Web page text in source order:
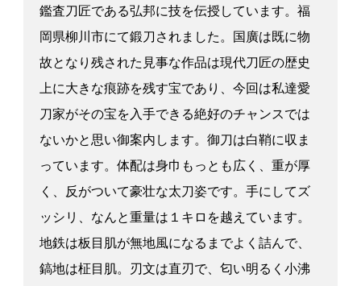
鑑査刀匠である弘邦に技を伝授しています。福
岡県柳川市にて鍛刀されました。国廣は既に物
故となり残された見事な作品は現代刀匠の歴史
上に大きな痕跡を残す宝であり、今回は私達愛
刀家がその宝を入手できる絶好のチャンスでは
ないかと思い御案内します。御刀は白鞘に収ま
っています。体配は身巾もっとも広く、重が厚
く、反がついて豪壮な太刀姿です。手にしてズ
ッシリ、なんと重量は１キロを越えています。
地鉄は板目肌が無地風になるまでよく詰んで、
鎬地は柾目肌。刃文は直刃で、匂い明るく小沸